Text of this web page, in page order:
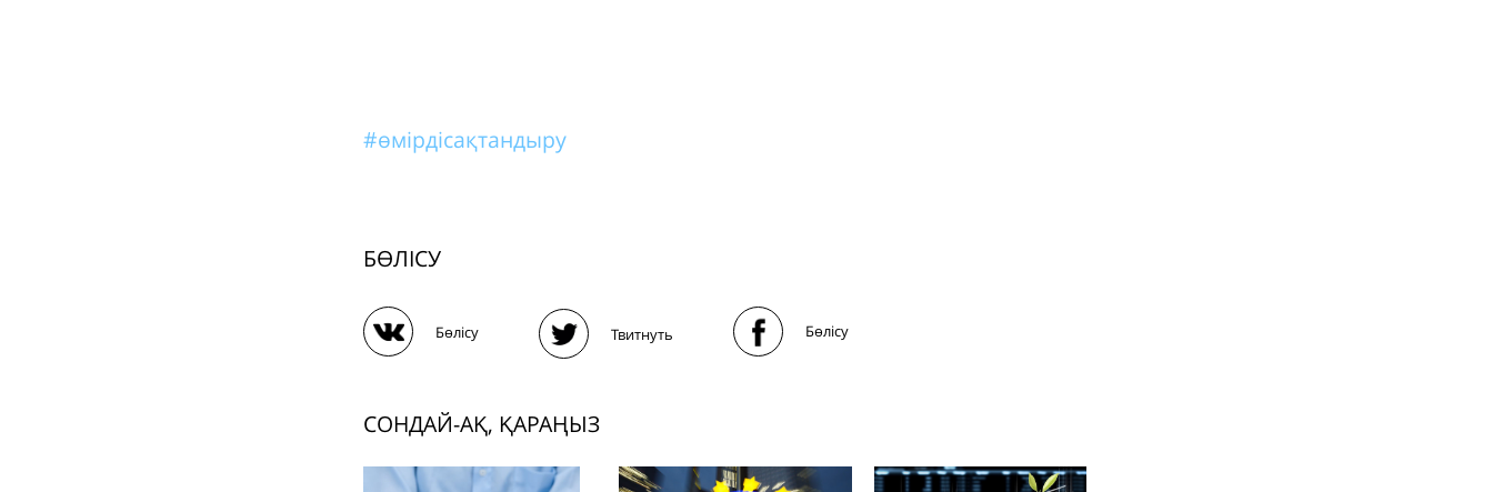
#өмірдісақтандыру
БӨЛІСУ
Бөлісу Твитнуть Бөлісу
СОНДАЙ-АҚ, ҚАРАҢЫЗ